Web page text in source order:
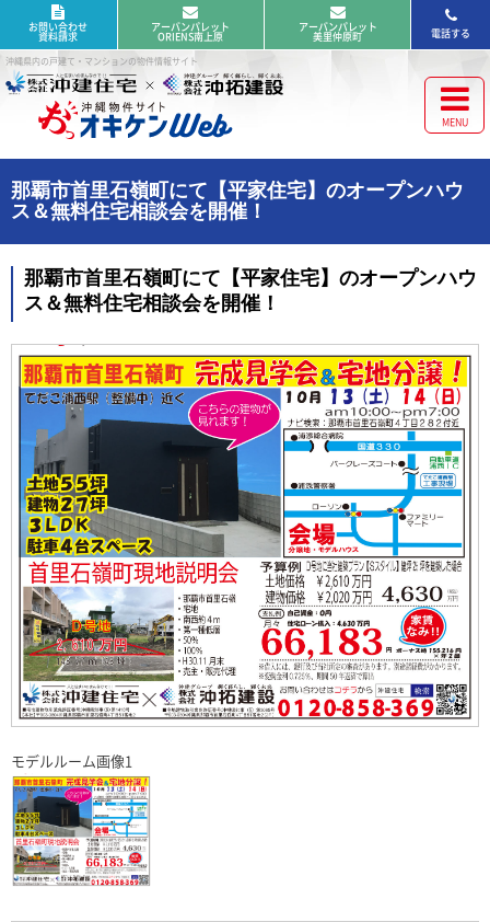
沖縄県内の戸建て・マンションの物件情報サイト
電話する
アーバンパレット
美里仲原町
アーバンパレット
ORIENS南上原
お問い合わせ
資料請求
那覇市首里石嶺町にて【平家住宅】のオープンハウ
ス＆無料住宅相談会を開催！
那覇市首里石嶺町にて【平家住宅】のオープンハウ
ス＆無料住宅相談会を開催！
モデルルーム画像1